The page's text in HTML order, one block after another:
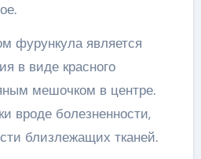
фурункула является
в виде красного
мешочком в центре.
вроде болезненности,
близлежащих тканей.